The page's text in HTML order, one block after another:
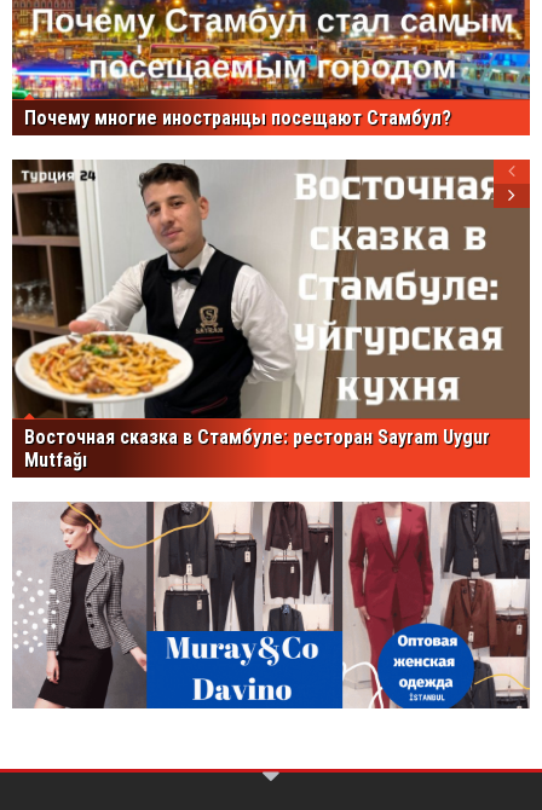
Почему многие иностранцы посещают Стамбул?
Восточная сказка в Стамбуле: ресторан Sayram Uygur
Mutfağı